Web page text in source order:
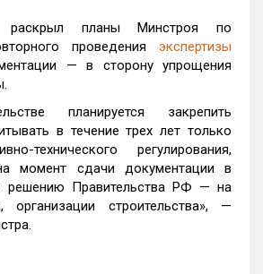
раскрыл планы Минстроя по
проведения экспертизы
— в сторону упрощения
планируется закрепить
в течение трех лет только
технического регулирования,
момент сдачи документации в
решению Правительства РФ — на
организации строительства», —